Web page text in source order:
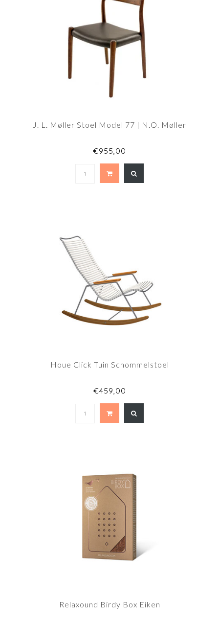
J. L. Møller Stoel Model 77 | N.O. Møller
€955,00
Houe Click Tuin Schommelstoel
€459,00
Relaxound Birdy Box Eiken